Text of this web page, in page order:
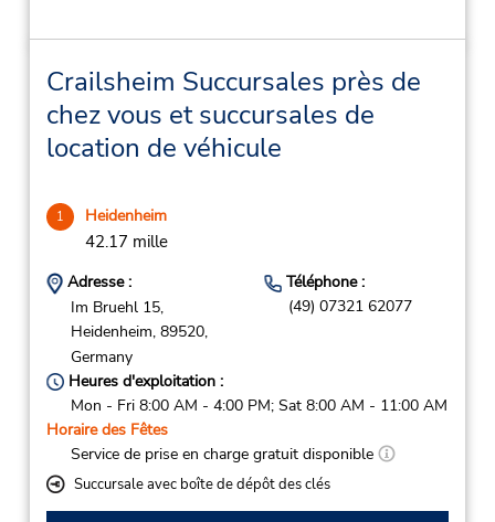
Crailsheim Succursales près de
chez vous et succursales de
location de véhicule
1 Heidenheim
42.17 mille
Adresse :
Im Bruehl 15,
Heidenheim, 89520,
Germany
Téléphone :
(49) 07321 62077
Heures d'exploitation :
Mon - Fri 8:00 AM - 4:00 PM; Sat 8:00 AM - 11:00 AM
Horaire des Fêtes
Service de prise en charge gratuit disponible
Succursale avec boîte de dépôt des clés